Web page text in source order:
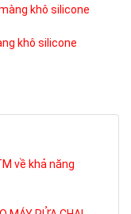
khô silicone
về khả năng